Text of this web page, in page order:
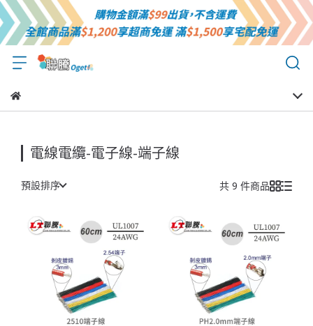
電線電纜-電子線-端子線
預設排序 共 9 件商品